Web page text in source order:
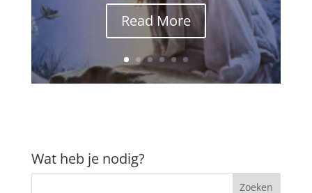
Read More
Wat heb je nodig?